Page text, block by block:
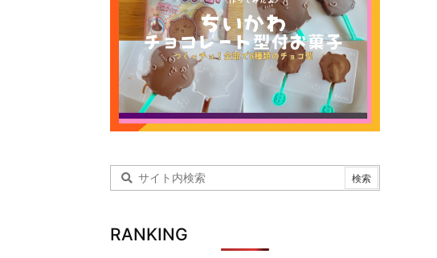
RANKING